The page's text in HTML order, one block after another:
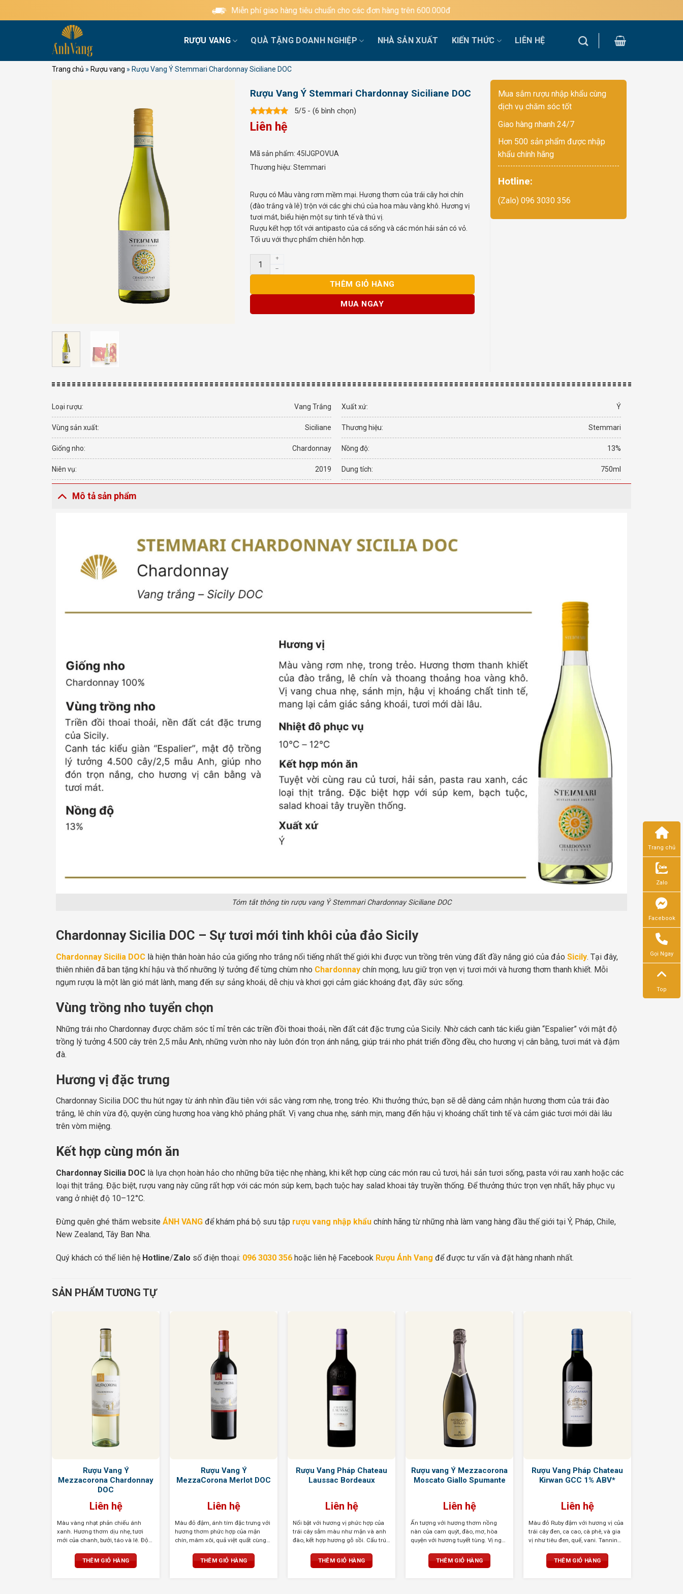
qua
Miễn phí giao hàng tiêu chuẩn cho các đơn hàng trên 600.000đ
RƯỢU VANG QUÀ TẶNG DOANH NGHIỆP NHÀ SẢN XUẤT KIẾN THỨC LIÊN HỆ
Trang chủ » Rượu vang » Rượu Vang Ý Stemmari Chardonnay Siciliane DOC
Rượu Vang Ý Stemmari Chardonnay Siciliane DOC
5/5 - (6 bình chọn)
Liên hệ
Rượu có Màu vàng rơm mềm mại. Hương thơm của trái cây hơi chín
(đào trắng và lê) trộn với các ghi chú của hoa màu vàng khô. Hương vị
tươi mát, biểu hiện một sự tinh tế và thú vị.
Rượu kết hợp tốt với antipasto của cá sống và các món hải sản có vỏ.
Tối ưu với thực phẩm chiên hỗn hợp.
Rượu Vang Ý Stemmari Chardonnay Siciliane DOC số lượng
THÊM GIỎ HÀNG
MUA NGAY
Mã sản phẩm: 45IJGPOVUA
Thương hiệu: Stemmari
Mua sắm rượu nhập khẩu cùng
dịch vụ chăm sóc tốt
Giao hàng nhanh 24/7
Hơn 500 sản phẩm được nhập
khẩu chính hãng
Hotline:
(Zalo) 096 3030 356
Loại rượu: Vang Trắng Xuất xứ: Ý
Vùng sản xuất: Siciliane Thương hiệu: Stemmari
Giống nho: Chardonnay Nồng độ: 13%
Niên vụ: 2019 Dung tích: 750ml
Mô tả sản phẩm
Tóm tắt thông tin rượu vang Ý Stemmari Chardonnay Siciliane DOC
Chardonnay Sicilia DOC – Sự tươi mới tinh khôi của đảo Sicily
Chardonnay Sicilia DOC là hiện thân hoàn hảo của giống nho trắng nổi tiếng nhất thế giới khi được vun trồng trên vùng đất đầy nắng gió của đảo Sicily. Tại đây,
thiên nhiên đã ban tặng khí hậu và thổ nhưỡng lý tưởng để từng chùm nho Chardonnay chín mọng, lưu giữ trọn vẹn vị tươi mới và hương thơm thanh khiết. Mỗi
ngụm rượu là một làn gió mát lành, mang đến sự sảng khoái, dễ chịu và khơi gợi cảm giác khoáng đạt, đầy sức sống.
Vùng trồng nho tuyển chọn
Những trái nho Chardonnay được chăm sóc tỉ mỉ trên các triền đồi thoai thoải, nền đất cát đặc trưng của Sicily. Nhờ cách canh tác kiểu giàn “Espalier” với mật độ
trồng lý tưởng 4.500 cây trên 2,5 mẫu Anh, những vườn nho này luôn đón trọn ánh nắng, giúp trái nho phát triển đồng đều, cho hương vị cân bằng, tươi mát và đậm
đà.
Hương vị đặc trưng
Chardonnay Sicilia DOC thu hút ngay từ ánh nhìn đầu tiên với sắc vàng rơm nhẹ, trong trẻo. Khi thưởng thức, bạn sẽ dễ dàng cảm nhận hương thơm của trái đào
trắng, lê chín vừa độ, quyện cùng hương hoa vàng khô phảng phất. Vị vang chua nhẹ, sánh mịn, mang đến hậu vị khoáng chất tinh tế và cảm giác tươi mới dài lâu
trên vòm miệng.
Kết hợp cùng món ăn
Chardonnay Sicilia DOC là lựa chọn hoàn hảo cho những bữa tiệc nhẹ nhàng, khi kết hợp cùng các món rau củ tươi, hải sản tươi sống, pasta với rau xanh hoặc các
loại thịt trắng. Đặc biệt, rượu vang này cũng rất hợp với các món súp kem, bạch tuộc hay salad khoai tây truyền thống. Để thưởng thức trọn vẹn nhất, hãy phục vụ
vang ở nhiệt độ 10–12°C.
Đừng quên ghé thăm website ÁNH VANG để khám phá bộ sưu tập rượu vang nhập khẩu chính hãng từ những nhà làm vang hàng đầu thế giới tại Ý, Pháp, Chile,
New Zealand, Tây Ban Nha.
Quý khách có thể liên hệ Hotline/Zalo số điện thoại: 096 3030 356 hoặc liên hệ Facebook Rượu Ánh Vang để được tư vấn và đặt hàng nhanh nhất.
SẢN PHẨM TƯƠNG TỰ
Rượu Vang Ý
Mezzacorona Chardonnay
DOC
Liên hệ
Màu vàng nhạt phản chiếu ánh
xanh. Hương thơm dịu nhẹ, tươi
mới của chanh, bưởi, táo và lê. Độ
một hương vị tuyệt vời khi thưởng
THÊM GIỎ HÀNG
Rượu Vang Ý
MezzaCorona Merlot DOC
Liên hệ
Màu đỏ đậm, ánh tím đặc trưng với
hương thơm phức hợp của mận
chín, mâm xôi, quả việt quất cùng
Hương vị đậm đà với độ cồn vừa
phải, tannin mịn màng
THÊM GIỎ HÀNG
Rượu Vang Pháp Chateau
Laussac Bordeaux
Liên hệ
Nổi bật với hương vị phức hợp của
trái cây sẫm màu như mận và anh
đào, kết hợp hương gỗ sồi. Cấu trúc
lịch kéo dàiTHÊM GIỎ HÀNG
Rượu vang Ý Mezzacorona
Moscato Giallo Spumante
Liên hệ
Ấn tượng với hương thơm nồng
nàn của cam quýt, đào, mơ, hòa
quyện với hương tuyết tùng. Vị ngọt
mát, hậu vị kéo dài với hương mật
ong và bánh mì nướng
THÊM GIỎ HÀNG
Rượu Vang Pháp Chateau
Kirwan GCC 1% ABV*
Liên hệ
Màu đỏ Ruby đậm với hương vị của
trái cây đen, ca cao, cà phê, và gia
vị như tiêu đen, quế, vani. Tannin
kéo dài và phức hợp
THÊM GIỎ HÀNG
Trang chủ
Zalo
Facebook
Gọi Ngay
Top